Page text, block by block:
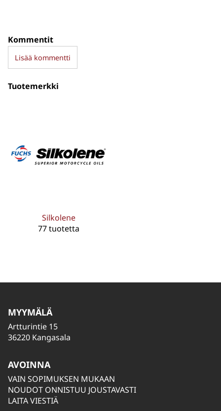
Kommentit
Lisää kommentti
Tuotemerkki
Silkolene
77 tuotetta
MYYMÄLÄ
Artturintie 15
36220 Kangasala
AVOINNA
VAIN SOPIMUKSEN MUKAAN
NOUDOT ONNISTUU JOUSTAVASTI
LAITA VIESTIÄ